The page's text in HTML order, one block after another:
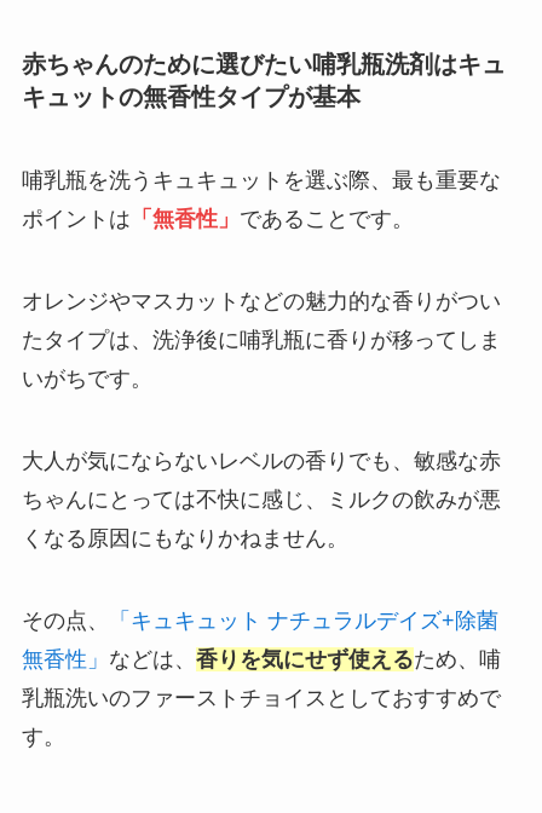
赤ちゃんのために選びたい哺乳瓶洗剤はキュ
キュットの無香性タイプが基本
哺乳瓶を洗うキュキュットを選ぶ際、最も重要な
ポイントは 「無香性」 であることです。
オレンジやマスカットなどの魅力的な香りがつい
たタイプは、洗浄後に哺乳瓶に香りが移ってしま
いがちです。
大人が気にならないレベルの香りでも、敏感な赤
ちゃんにとっては不快に感じ、ミルクの飲みが悪
くなる原因にもなりかねません。
その点、
「キュキュット ナチュラルデイズ+除菌
無香性」 などは、 香りを気にせず使えるため、哺
乳瓶洗いのファーストチョイスとしておすすめで
す。